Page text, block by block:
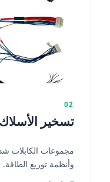
02
تسخير
مجموعات الكابلات
وأنظمة توزيع الطاقة.